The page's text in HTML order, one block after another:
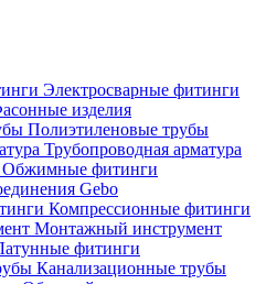
Электросварные фитинги
изделия
Полиэтиленовые трубы
Трубопроводная арматура
Обжимные фитинги
Gebo
Компрессионные фитинги
Монтажный инструмент
фитинги
Канализационные трубы